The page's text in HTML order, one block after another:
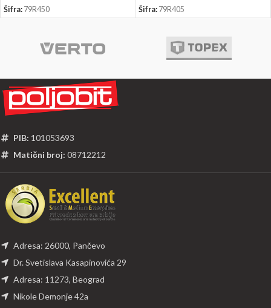
Šifra: 79R450 Šifra: 79R405
PIB: 101053693
Matični broj: 08712212
Adresa: 26000, Pančevo
Dr. Svetislava Kasapinovića 29
Adresa: 11273, Beograd
Nikole Demonje 42a